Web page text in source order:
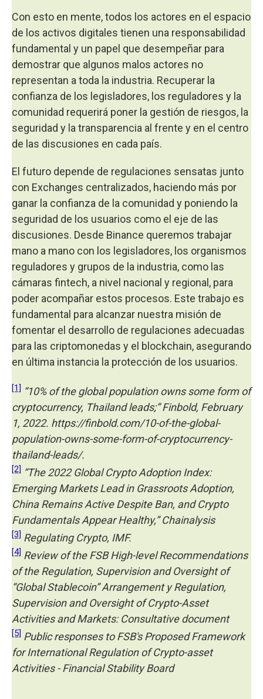
Con esto en mente, todos los actores en el espacio
de los activos digitales tienen una responsabilidad
fundamental y un papel que desempeñar para
demostrar que algunos malos actores no
representan a toda la industria. Recuperar la
confianza de los legisladores, los reguladores y la
comunidad requerirá poner la gestión de riesgos, la
seguridad y la transparencia al frente y en el centro
de las discusiones en cada país.
El futuro depende de regulaciones sensatas junto
con Exchanges centralizados, haciendo más por
ganar la confianza de la comunidad y poniendo la
seguridad de los usuarios como el eje de las
discusiones. Desde Binance queremos trabajar
mano a mano con los legisladores, los organismos
reguladores y grupos de la industria, como las
cámaras fintech, a nivel nacional y regional, para
poder acompañar estos procesos. Este trabajo es
fundamental para alcanzar nuestra misión de
fomentar el desarrollo de regulaciones adecuadas
para las criptomonedas y el blockchain, asegurando
en última instancia la protección de los usuarios.
[1] “10% of the global population owns some form of
cryptocurrency, Thailand leads;” Finbold, February
1, 2022. https://finbold.com/10-of-the-global-
population-owns-some-form-of-cryptocurrency-
thailand-leads/.
[2] “The 2022 Global Crypto Adoption Index:
Emerging Markets Lead in Grassroots Adoption,
China Remains Active Despite Ban, and Crypto
Fundamentals Appear Healthy,” Chainalysis
[3] Regulating Crypto, IMF.
[4] Review of the FSB High-level Recommendations
of the Regulation, Supervision and Oversight of
“Global Stablecoin” Arrangement y Regulation,
Supervision and Oversight of Crypto-Asset
Activities and Markets: Consultative document
[5] Public responses to FSB's Proposed Framework
for International Regulation of Crypto-asset
Activities - Financial Stability Board